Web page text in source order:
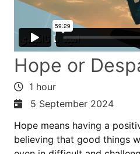
Hope or
1 hour
5 September 2024
Hope means having a
believing that good things